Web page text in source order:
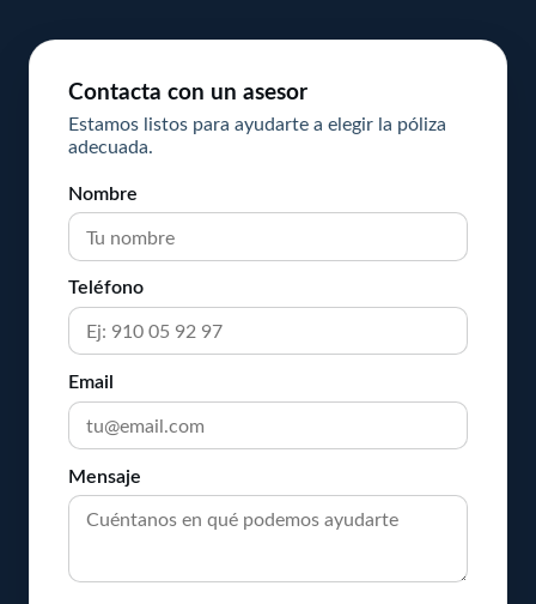
Contacta con un asesor
Estamos listos para ayudarte a elegir la póliza
adecuada.
Nombre
Teléfono
Email
Mensaje